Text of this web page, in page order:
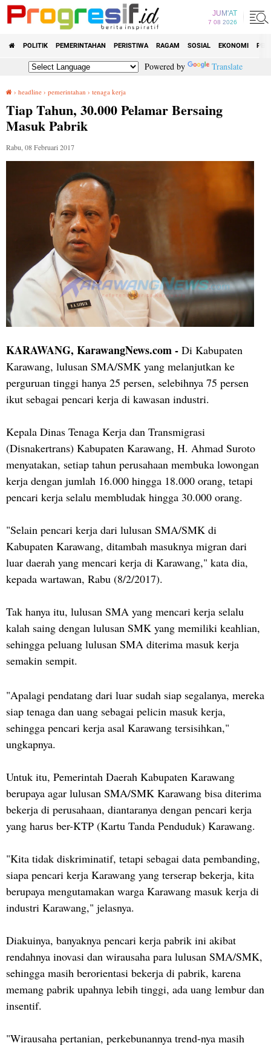
JUM'AT
7 08 2026
POLITIK PEMERINTAHAN PERISTIWA RAGAM SOSIAL EKONOMI
Powered by Translate
› headline › pemerintahan › tenaga kerja
Tiap Tahun, 30.000 Pelamar Bersaing
Masuk Pabrik
Rabu, 08 Februari 2017
KARAWANG, KarawangNews.com - Di Kabupaten
Karawang, lulusan SMA/SMK yang melanjutkan ke
perguruan tinggi hanya 25 persen, selebihnya 75 persen
ikut sebagai pencari kerja di kawasan industri.
Kepala Dinas Tenaga Kerja dan Transmigrasi
(Disnakertrans) Kabupaten Karawang, H. Ahmad Suroto
menyatakan, setiap tahun perusahaan membuka lowongan
kerja dengan jumlah 16.000 hingga 18.000 orang, tetapi
pencari kerja selalu membludak hingga 30.000 orang.
"Selain pencari kerja dari lulusan SMA/SMK di
Kabupaten Karawang, ditambah masuknya migran dari
luar daerah yang mencari kerja di Karawang," kata dia,
kepada wartawan, Rabu (8/2/2017).
Tak hanya itu, lulusan SMA yang mencari kerja selalu
kalah saing dengan lulusan SMK yang memiliki keahlian,
sehingga peluang lulusan SMA diterima masuk kerja
semakin sempit.
"Apalagi pendatang dari luar sudah siap segalanya, mereka
siap tenaga dan uang sebagai pelicin masuk kerja,
sehingga pencari kerja asal Karawang tersisihkan,"
ungkapnya.
Untuk itu, Pemerintah Daerah Kabupaten Karawang
berupaya agar lulusan SMA/SMK Karawang bisa diterima
bekerja di perusahaan, diantaranya dengan pencari kerja
yang harus ber-KTP (Kartu Tanda Penduduk) Karawang.
"Kita tidak diskriminatif, tetapi sebagai data pembanding,
siapa pencari kerja Karawang yang terserap bekerja, kita
berupaya mengutamakan warga Karawang masuk kerja di
industri Karawang," jelasnya.
Diakuinya, banyaknya pencari kerja pabrik ini akibat
rendahnya inovasi dan wirausaha para lulusan SMA/SMK,
sehingga masih berorientasi bekerja di pabrik, karena
memang pabrik upahnya lebih tinggi, ada uang lembur dan
insentif.
"Wirausaha pertanian, perkebunannya trend-nya masih